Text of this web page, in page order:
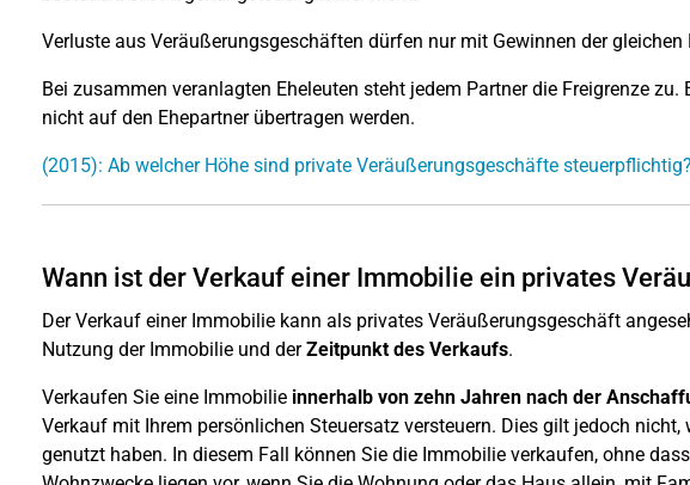
Verluste aus Veräußerungsgeschäften dürfen nur mit Gewinnen der gleichen
Bei zusammen veranlagten Eheleuten steht jedem Partner die Freigrenze
nicht auf den Ehepartner übertragen werden.
(2015): Ab welcher Höhe sind private Veräußerungsgeschäfte steuerpflichtig?
Wann ist der Verkauf einer Immobilie ein privates
Der Verkauf einer Immobilie kann als privates Veräußerungsgeschäft
Nutzung der Immobilie und derZeitpunkt des Verkaufs.
Verkaufen Sie eine Immobilie innerhalb von zehn Jahren nach der
Verkauf mit Ihrem persönlichen Steuersatz versteuern. Dies gilt jedoch nicht,
genutzt haben. In diesem Fall können Sie die Immobilie verkaufen, ohne